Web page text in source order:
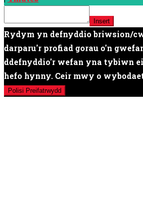
Insert
Rydym yn defnyddio briwsion/
darparu'r profiad gorau o'n
ddefnyddio'r wefan yna tybiwn
hefo hynny. Ceir mwy o
Polisi Preifatrwydd